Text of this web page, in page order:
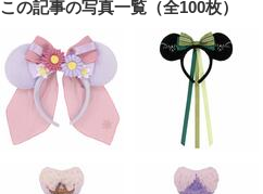
この記事の写真一覧（全100枚）